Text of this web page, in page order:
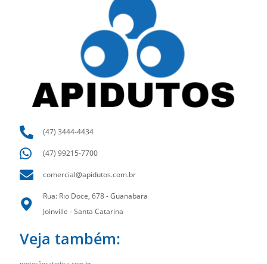
(47) 3444-4434
(47) 99215-7700
comercial@apidutos.com.br
Rua: Rio Doce, 678 - Guanabara
Joinville - Santa Catarina
Veja também: